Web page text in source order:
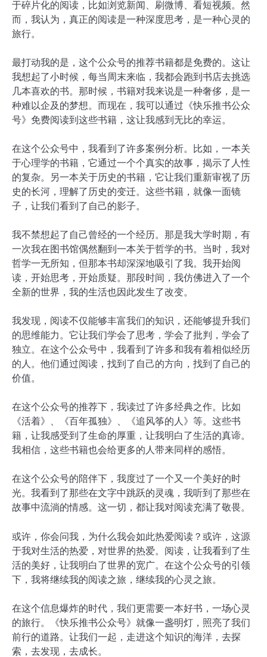
于碎片化的阅读，比如浏览新闻、刷微博、看短视频。然
而，我认为，真正的阅读是一种深度思考，是一种心灵的
旅行。
最打动我的是，这个公众号的推荐书籍都是免费的。这让
我想起了小时候，每当周末来临，我都会跑到书店去挑选
几本喜欢的书。那时候，书籍对我来说是一种奢侈，是一
种难以企及的梦想。而现在，我可以通过《快乐推书公众
号》免费阅读到这些书籍，这让我感到无比的幸运。
在这个公众号中，我看到了许多案例分析。比如，一本关
于心理学的书籍，它通过一个个真实的故事，揭示了人性
的复杂。另一本关于历史的书籍，它让我们重新审视了历
史的长河，理解了历史的变迁。这些书籍，就像一面镜
子，让我们看到了自己的影子。
我不禁想起了自己曾经的一个经历。那是我大学时期，有
一次我在图书馆偶然翻到一本关于哲学的书。当时，我对
哲学一无所知，但那本书却深深地吸引了我。我开始阅
读，开始思考，开始质疑。那段时间，我仿佛进入了一个
全新的世界，我的生活也因此发生了改变。
我发现，阅读不仅能够丰富我们的知识，还能够提升我们
的思维能力。它让我们学会了思考，学会了批判，学会了
独立。在这个公众号中，我看到了许多和我有着相似经历
的人。他们通过阅读，找到了自己的方向，找到了自己的
价值。
在这个公众号的推荐下，我读过了许多经典之作。比如
《活着》、《百年孤独》、《追风筝的人》等。这些书
籍，让我感受到了生命的厚重，让我明白了生活的真谛。
我相信，这些书籍也会给更多的人带来同样的感悟。
在这个公众号的陪伴下，我度过了一个又一个美好的时
光。我看到了那些在文字中跳跃的灵魂，我听到了那些在
故事中流淌的情感。这一切，都让我对阅读充满了敬畏。
或许，你会问我，为什么我会如此热爱阅读？或许，这源
于我对生活的热爱，对世界的热爱。阅读，让我看到了生
活的美好，让我明白了世界的宽广。在这个公众号的引领
下，我将继续我的阅读之旅，继续我的心灵之旅。
在这个信息爆炸的时代，我们更需要一本好书，一场心灵
的旅行。《快乐推书公众号》就像一盏明灯，照亮了我们
前行的道路。让我们一起，走进这个知识的海洋，去探
索，去发现，去成长。